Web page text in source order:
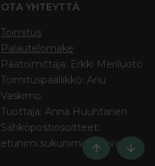
OTA YHTEYTTÄ
Toimitus
Palautelomake
Päätoimittaja: Erkki Meriluoto
Toimituspäällikkö: Anu
Vaskimo
Tuottaja: Anna Huuhtanen
Sähköpostiosoitteet:
etunimi.sukunimi@otava.fi
Ylös